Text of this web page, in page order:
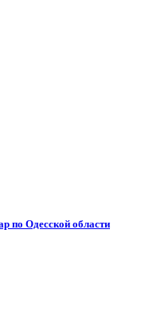
по Одесской области